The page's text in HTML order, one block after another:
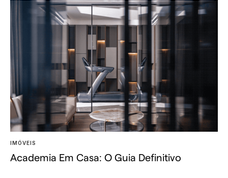
IMÓVEIS
Academia Em Casa: O Guia Definitivo